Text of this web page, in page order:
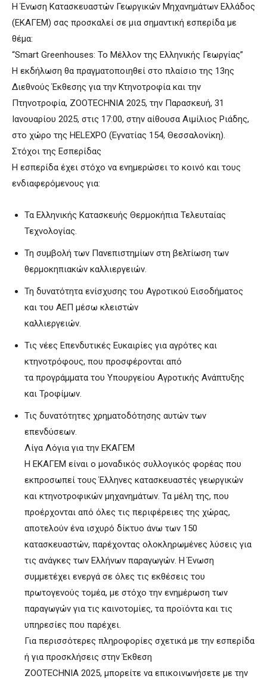
Η Ένωση Κατασκευαστών Γεωργικών Μηχανημάτων Ελλάδος
(ΕΚΑΓΕΜ) σας προσκαλεί σε μια σημαντική εσπερίδα με
θέμα:
“Smart Greenhouses: Το Μέλλον της Ελληνικής Γεωργίας”
Η εκδήλωση θα πραγματοποιηθεί στο πλαίσιο της 13ης
Διεθνούς Έκθεσης για την Κτηνοτροφία και την
Πτηνοτροφία, ZOOTECHNIA 2025, την Παρασκευή, 31
Ιανουαρίου 2025, στις 17:00, στην αίθουσα Αιμίλιος Ριάδης,
στο χώρο της HELEXPO (Εγνατίας 154, Θεσσαλονίκη).
Στόχοι της Εσπερίδας
Η εσπερίδα έχει στόχο να ενημερώσει το κοινό και τους
ενδιαφερόμενους για:
Τα Ελληνικής Κατασκευής Θερμοκήπια Τελευταίας
Τεχνολογίας.
Τη συμβολή των Πανεπιστημίων στη βελτίωση των
θερμοκηπιακών καλλιεργειών.
Τη δυνατότητα ενίσχυσης του Αγροτικού Εισοδήματος
και του ΑΕΠ μέσω κλειστών
καλλιεργειών.
Τις νέες Επενδυτικές Ευκαιρίες για αγρότες και
κτηνοτρόφους, που προσφέρονται από
τα προγράμματα του Υπουργείου Αγροτικής Ανάπτυξης
και Τροφίμων.
Τις δυνατότητες χρηματοδότησης αυτών των
επενδύσεων.
Λίγα Λόγια για την ΕΚΑΓΕΜ
Η ΕΚΑΓΕΜ είναι ο μοναδικός συλλογικός φορέας που
εκπροσωπεί τους Έλληνες κατασκευαστές γεωργικών
και κτηνοτροφικών μηχανημάτων. Τα μέλη της, που
προέρχονται από όλες τις περιφέρειες της χώρας,
αποτελούν ένα ισχυρό δίκτυο άνω των 150
κατασκευαστών, παρέχοντας ολοκληρωμένες λύσεις για
τις ανάγκες των Ελλήνων παραγωγών. Η Ένωση
συμμετέχει ενεργά σε όλες τις εκθέσεις του
πρωτογενούς τομέα, με στόχο την ενημέρωση των
παραγωγών για τις καινοτομίες, τα προϊόντα και τις
υπηρεσίες που παρέχει.
Για περισσότερες πληροφορίες σχετικά με την εσπερίδα
ή για προσκλήσεις στην Έκθεση
ZOOTECHNIA 2025, μπορείτε να επικοινωνήσετε με την